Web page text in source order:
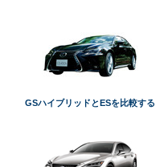
GSハイブリッドとESを比較する